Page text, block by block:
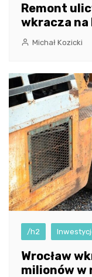
Remont
wkracza na
Michał Kozicki
/h2
Wrocław
milionów w